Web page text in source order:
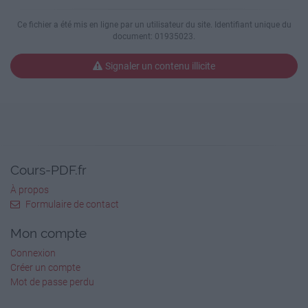
- Ils vivent sous le théâtre, à Broadway, coeur
connaissent ni père ni mère…
- Leurs visages sans sourire était autrefois
montrer…
- Et bien leur histoire, qu’on va vous raconter…
- (tous en chuchotant) PLACE… AU
La Vie à Broadway
Sur l’air des Champs-Élysées
Je m’promenais sur le boulevard, j’faisais la
Ce fichier a été mis en ligne par un utilisateur du site. Identifiant unique du
document: 01935023.
Signaler un contenu illicite
Cours-PDF.fr
À propos
Formulaire de contact
Mon compte
Connexion
Créer un compte
Mot de passe perdu